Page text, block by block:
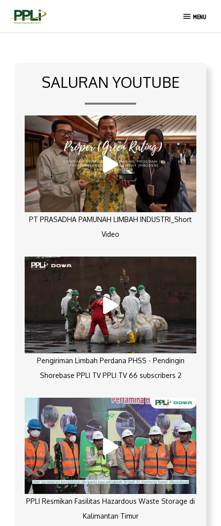
MENU
MENU
SALURAN YOUTUBE
PT PRASADHA PAMUNAH LIMBAH INDUSTRI_Short
Video
Pengiriman Limbah Perdana PHSS - Pendingin
Shorebase PPLI TV PPLI TV 66 subscribers 2
PPLI Resmikan Fasilitas Hazardous Waste Storage di
Kalimantan Timur